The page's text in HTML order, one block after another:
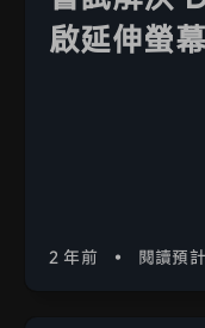
啟延伸螢
2 年前 • 閱讀預